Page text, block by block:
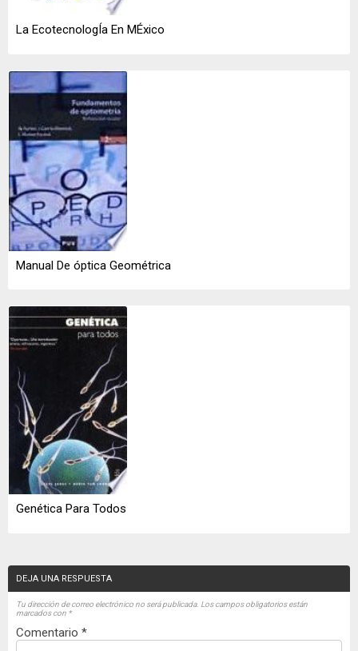
La EcotecnologÍa En MÉxico
Manual De óptica Geométrica
Genética Para Todos
DEJA UNA RESPUESTA
Tu dirección de correo electrónico no será publicada. Los campos obligatorios están
marcados con *
Comentario *